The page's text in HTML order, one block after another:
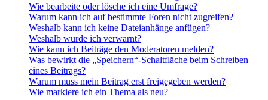
Wie bearbeite oder lösche ich eine Umfrage?
Warum kann ich auf bestimmte Foren nicht zugreifen?
Weshalb kann ich keine Dateianhänge anfügen?
Weshalb wurde ich verwarnt?
Wie kann ich Beiträge den Moderatoren melden?
Was bewirkt die „Speichern“-Schaltfläche beim Schreiben
eines Beitrags?
Warum muss mein Beitrag erst freigegeben werden?
Wie markiere ich ein Thema als neu?